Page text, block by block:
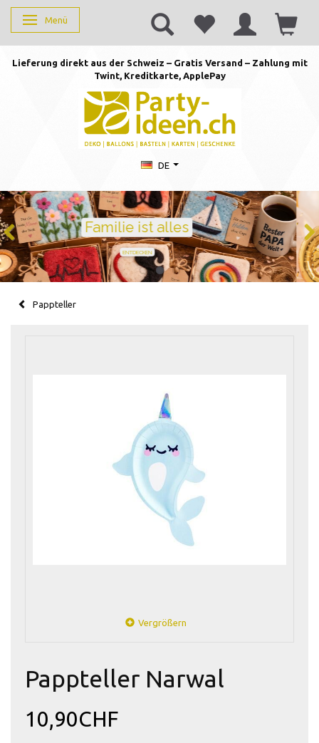
Anzeige ändern
Menü
Lieferung direkt aus der Schweiz – Gratis Versand – Zahlung mit
Twint, Kreditkarte, ApplePay
DE
Geburtstag feiern mit Stil
Ballons · Tischdeko · Karten · Zahlen
GEBURTSTAGSDEKO ENTDECKEN
Pappteller
Vergrößern
Pappteller Narwal
10,90CHF